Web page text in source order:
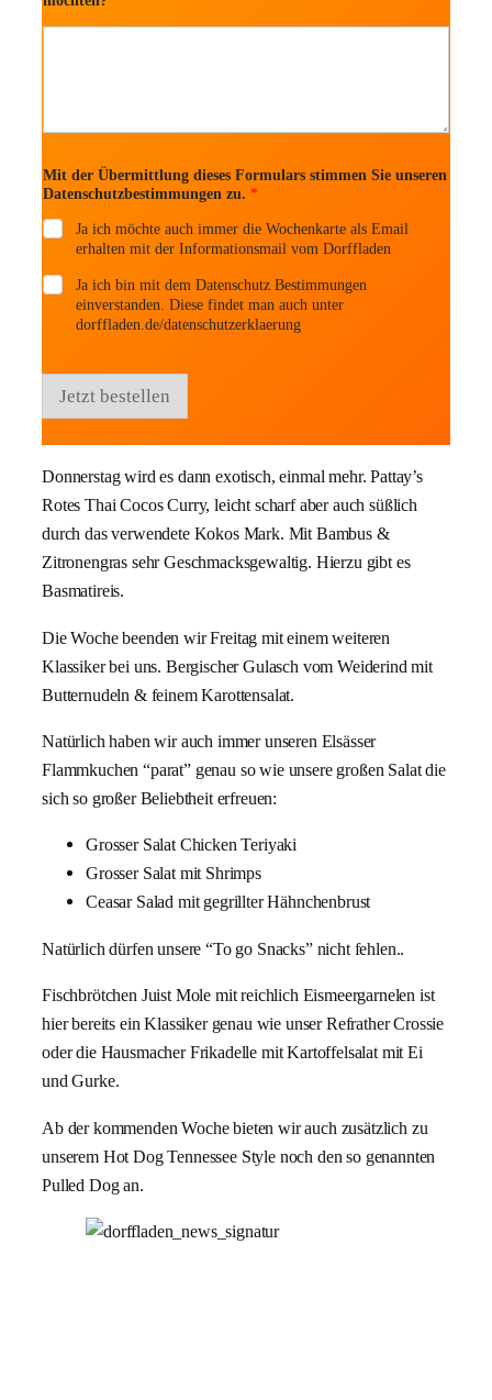
Mit der Übermittlung dieses Formulars stimmen Sie unseren
Datenschutzbestimmungen zu. *
Ja ich möchte auch immer die Wochenkarte als Email
erhalten mit der Informationsmail vom Dorffladen
Ja ich bin mit dem Datenschutz Bestimmungen
einverstanden. Diese findet man auch unter
dorffladen.de/datenschutzerklaerung
Jetzt bestellen
Donnerstag wird es dann exotisch, einmal mehr. Pattay’s
Rotes Thai Cocos Curry, leicht scharf aber auch süßlich
durch das verwendete Kokos Mark. Mit Bambus &
Zitronengras sehr Geschmacksgewaltig. Hierzu gibt es
Basmatireis.
Die Woche beenden wir Freitag mit einem weiteren
Klassiker bei uns. Bergischer Gulasch vom Weiderind mit
Butternudeln & feinem Karottensalat.
Natürlich haben wir auch immer unseren Elsässer
Flammkuchen “parat” genau so wie unsere großen Salat die
sich so großer Beliebtheit erfreuen:
Grosser Salat Chicken Teriyaki
Grosser Salat mit Shrimps
Ceasar Salad mit gegrillter Hähnchenbrust
Natürlich dürfen unsere “To go Snacks” nicht fehlen..
Fischbrötchen Juist Mole mit reichlich Eismeergarnelen ist
hier bereits ein Klassiker genau wie unser Refrather Crossie
oder die Hausmacher Frikadelle mit Kartoffelsalat mit Ei
und Gurke.
Ab der kommenden Woche bieten wir auch zusätzlich zu
unserem Hot Dog Tennessee Style noch den so genannten
Pulled Dog an.